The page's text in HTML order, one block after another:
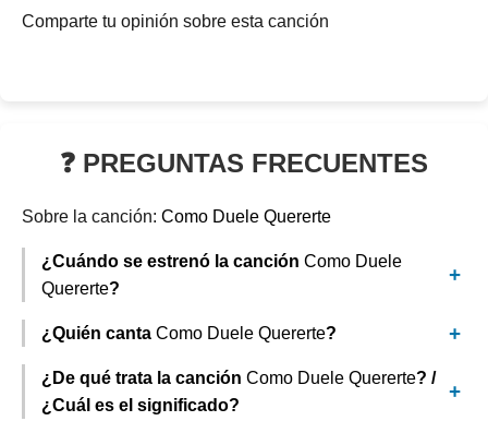
Comparte tu opinión sobre esta canción
❓ PREGUNTAS FRECUENTES
Sobre la canción: Como Duele Quererte
¿Cuándo se estrenó la canción Como Duele
Quererte?
¿Quién canta Como Duele Quererte?
¿De qué trata la canción Como Duele Quererte? /
¿Cuál es el significado?